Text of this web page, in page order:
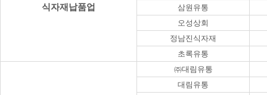
식자재납품업
삼원유통
오성상회
정남진식자재
초록유통
㈜대림유통
대림유통